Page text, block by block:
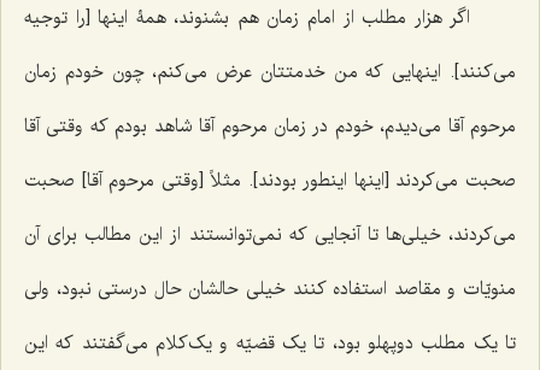
اگر هزار مطلب از امام زمان هم بشنوند، همۀ اینها [را توجیه
می‌کنند]. اینهایی که من خدمتتان عرض می‌کنم، چون خودم زمان
مرحوم آقا می‌دیدم، خودم در زمان مرحوم آقا شاهد بودم که وقتی آقا
صحبت می‌کردند [اینها اینطور بودند]. مثلاً [وقتی مرحوم آقا] صحبت
می‌کردند، خیلی‌ها تا آنجایی که نمی‌توانستند از این مطالب برای آن
منویّات و مقاصد استفاده کنند خیلی حالشان حال درستی نبود، ولی
تا یک مطلب دوپهلو بود، تا یک قضیّه و یک‌کلام می‌گفتند که این